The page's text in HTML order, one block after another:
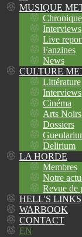
MUSIQUE
Interviews
Live
Fanzines
News
CULTURE
Littérature
Interviews
Cinéma
Arts Noirs
Dossiers
Delirium
LA HORDE
Membres
Notre
Revue de
HELL'S LINKS
WARBOOK
CONTACT
EN